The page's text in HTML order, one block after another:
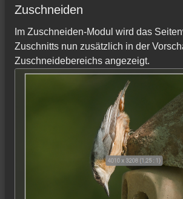
Zuschneiden
Im Zuschneiden-Modul wird das
Zuschnitts nun zusätzlich in der
Zuschneidebereichs angezeigt.